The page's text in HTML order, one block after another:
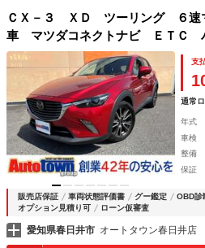
ＣＸ－３ ＸＤ ツーリング ６速
車 マツダコネクトナビ ＥＴＣ
ークルーズコントロール 衝突被害
ト ＬＥＤヘッドランプ スマート
支
通常
年式
車検
整備
保証
販売店保証 車両状態評価書 グー鑑定 OBD診
オプション見積り可
ローン仮審査
愛知県春日井市 オートタウン春日井店